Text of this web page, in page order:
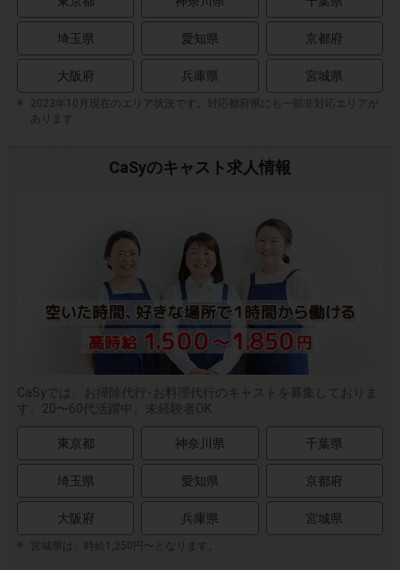
埼玉県 愛知県 京都府
大阪府 兵庫県 宮城県
2023年10月現在のエリア状況です。対応都府県にも一部非対応エリアが
あります
CaSyのキャスト求人情報
CaSyでは、お掃除代行･お料理代行のキャストを募集しておりま
す。20〜60代活躍中。未経験者OK
東京都 神奈川県 千葉県
埼玉県 愛知県 京都府
大阪府 兵庫県 宮城県
宮城県は、時給1,250円〜となります。